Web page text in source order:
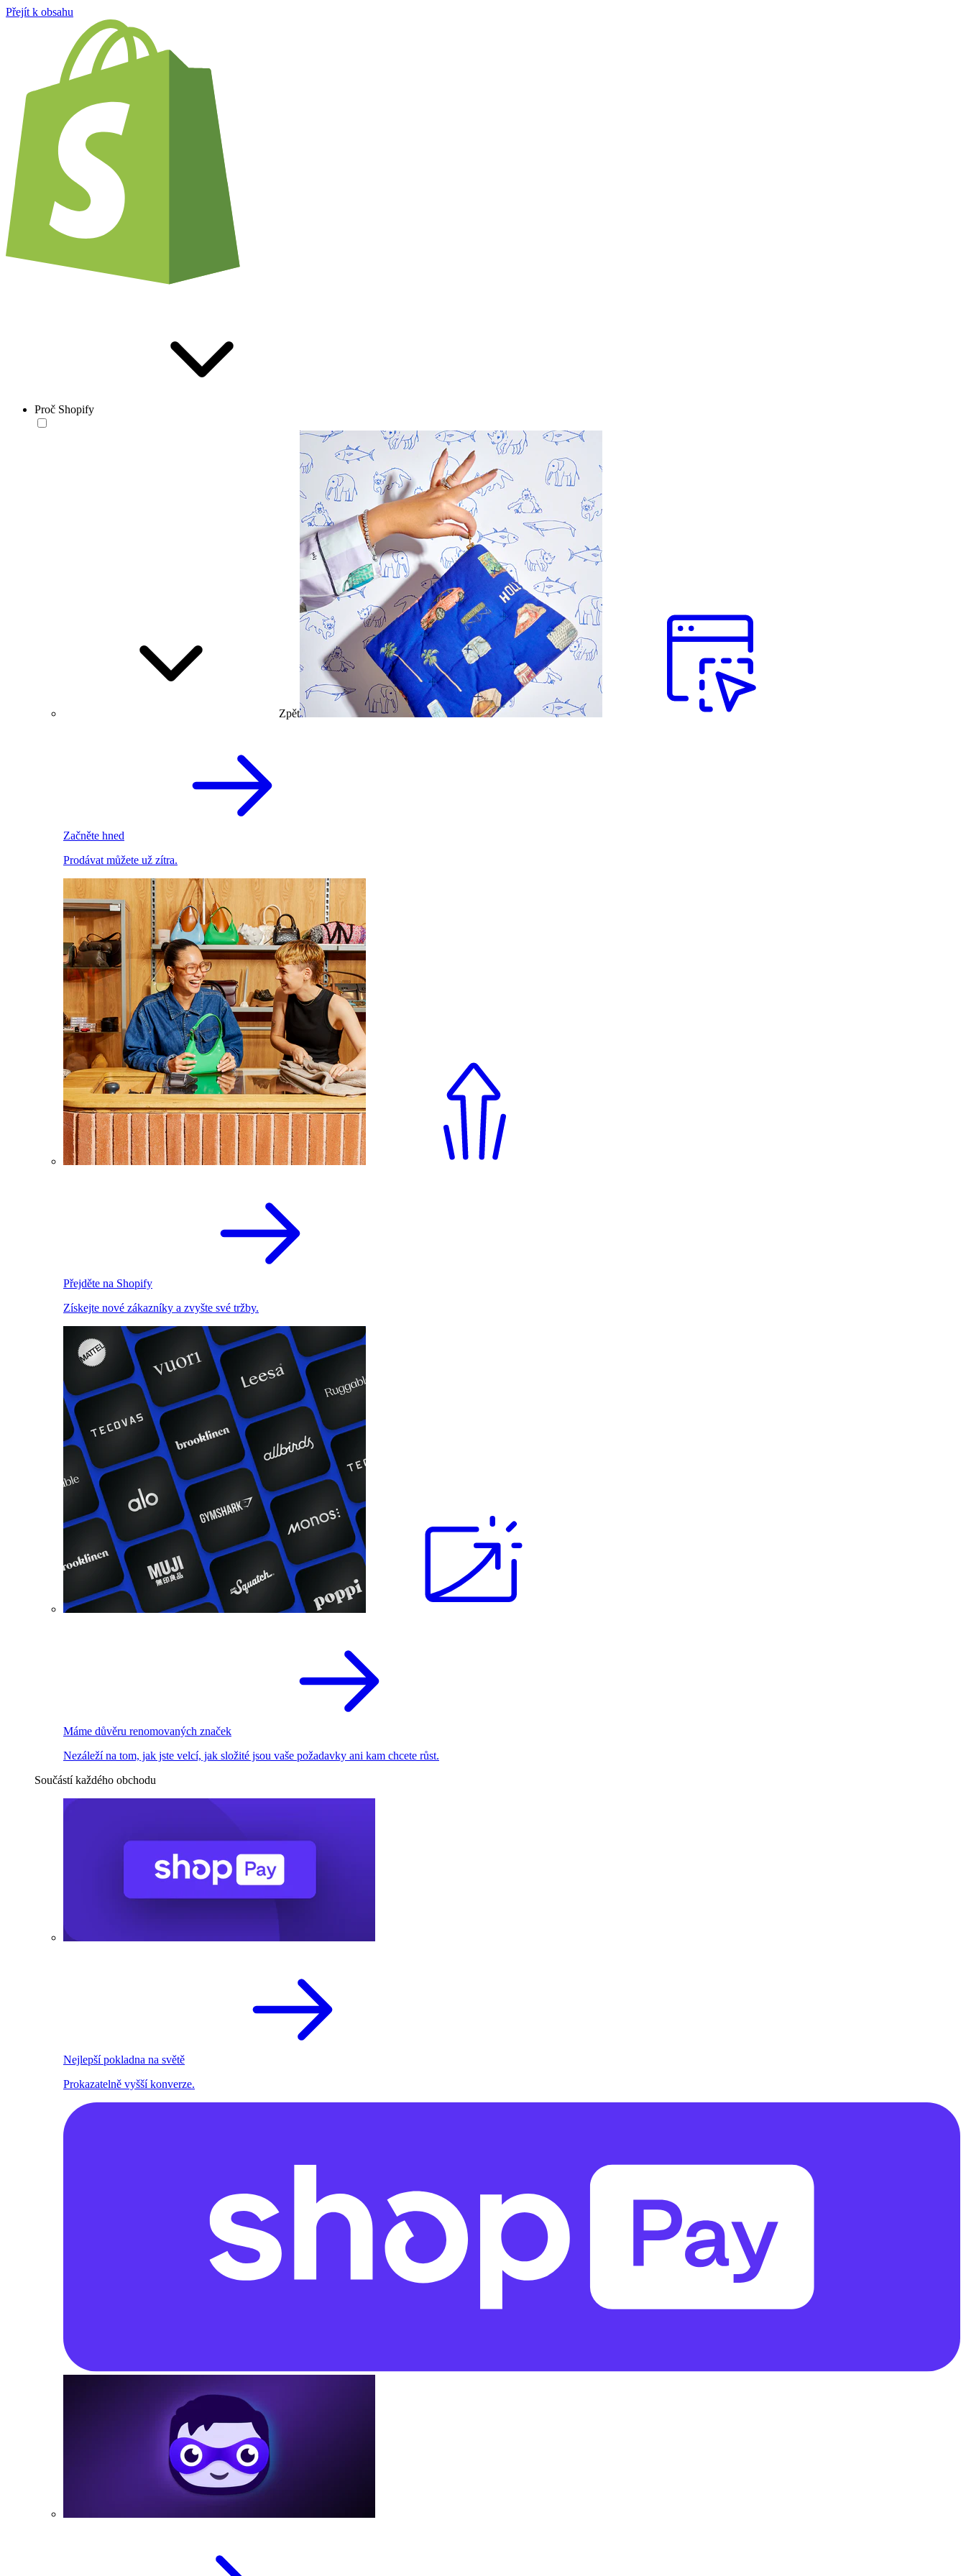
Přejít k obsahu
Proč Shopify
Zpět
Začněte hned
Prodávat můžete už zítra.
Přejděte na Shopify
Získejte nové zákazníky a zvyšte své tržby.
Máme důvěru renomovaných značek
Nezáleží na tom, jak jste velcí, jak složité jsou vaše požadavky ani kam chcete růst.
Součástí každého obchodu
Nejlepší pokladna na světě
Prokazatelně vyšší konverze.